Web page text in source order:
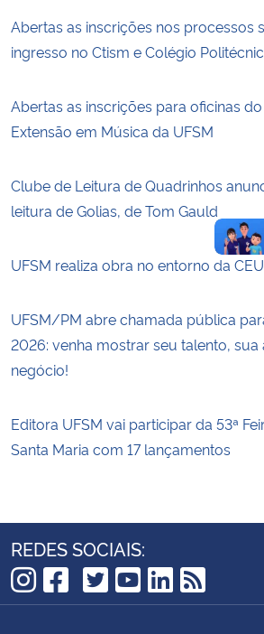
Abertas as inscrições nos processos
ingresso no Ctism e Colégio
Abertas as inscrições para oficinas
Extensão em Música da UFSM
Clube de Leitura de Quadrinhos
leitura de Golias, de Tom Gauld
UFSM realiza obra no entorno da
UFSM/PM abre chamada pública
2026: venha mostrar seu talento, sua
negócio!
Editora UFSM vai participar da 53ª
Santa Maria com 17 lançamentos
REDES SOCIAIS:
Instagram
Facebook
TikTok
Twitter
YouTube
LinkedIn
RSS